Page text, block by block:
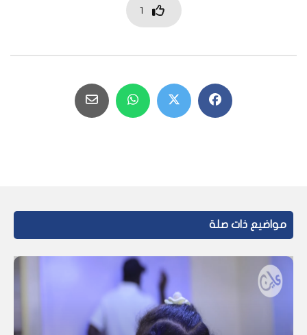
1
مواضيع ذات صلة